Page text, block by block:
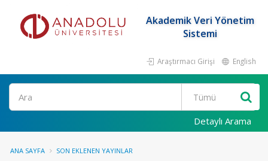
Akademik Veri Yönetim
Sistemi
Araştırmacı Girişi English
Ara
Detaylı Arama
ANA SAYFA SON EKLENEN YAYINLAR